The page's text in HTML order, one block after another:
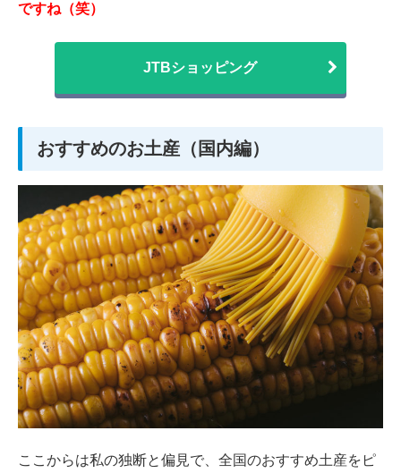
ですね（笑）
JTBショッピング
おすすめのお土産（国内編）
ここからは私の独断と偏見で、全国のおすすめ土産をピ